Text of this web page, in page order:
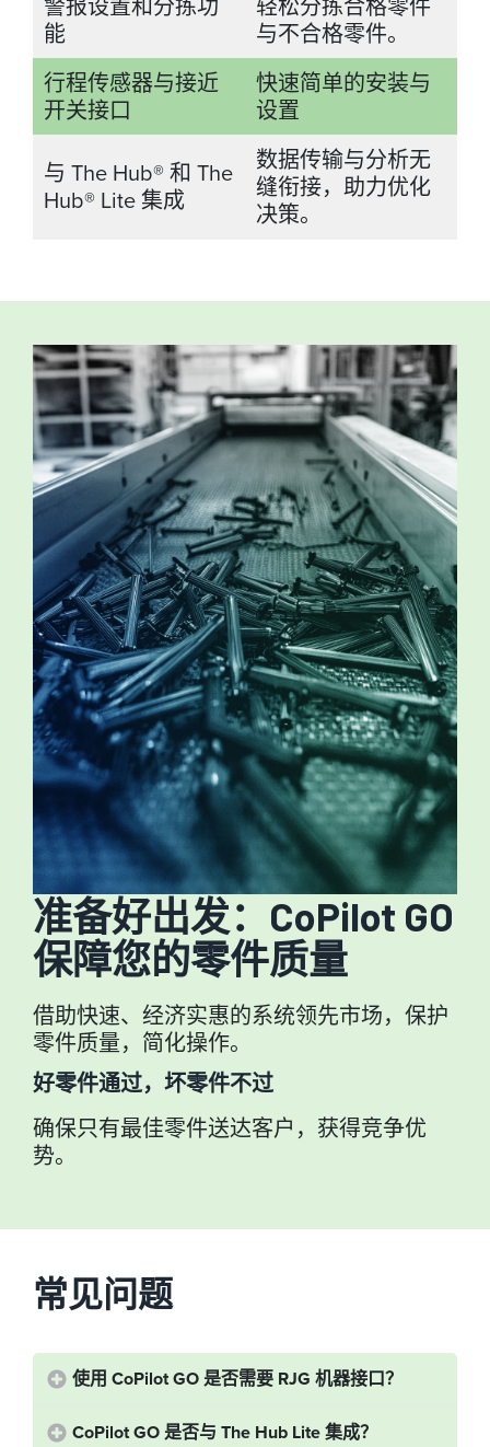
能
与不合格零件。
行程传感器与接近
开关接口
快速简单的安装与
设置
与 The Hub® 和 The
Hub® Lite 集成
数据传输与分析无
缝衔接，助力优化
决策。
准备好出发：CoPilot GO
保障您的零件质量
借助快速、经济实惠的系统领先市场，保护
零件质量，简化操作。
好零件通过，坏零件不过
确保只有最佳零件送达客户，获得竞争优
势。
常见问题
使用 CoPilot GO 是否需要 RJG 机器接口？
CoPilot GO 是否与 The Hub Lite 集成？